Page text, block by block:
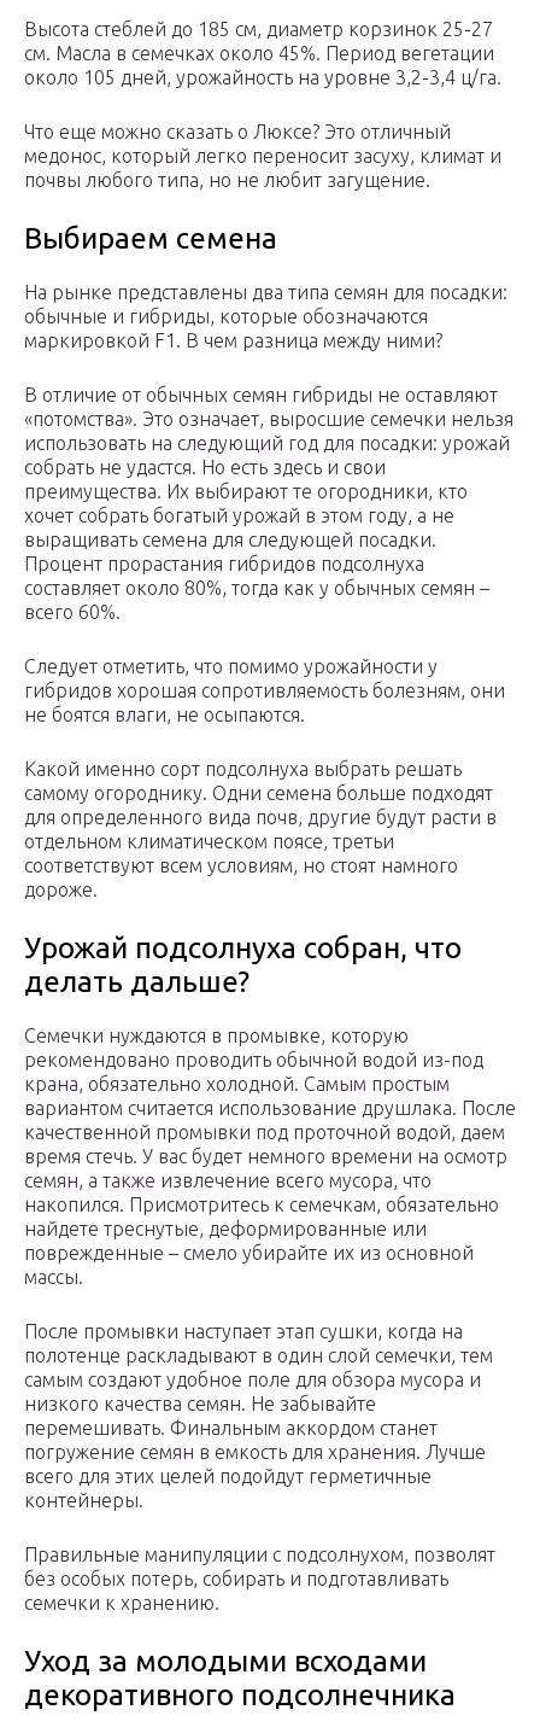
Высота стеблей до 185 см, диаметр корзинок 25-27
см. Масла в семечках около 45%. Период вегетации
около 105 дней, урожайность на уровне 3,2-3,4 ц/га.
Что еще можно сказать о Люксе? Это отличный
медонос, который легко переносит засуху, климат и
почвы любого типа, но не любит загущение.
Выбираем семена
На рынке представлены два типа семян для посадки:
обычные и гибриды, которые обозначаются
маркировкой F1. В чем разница между ними?
В отличие от обычных семян гибриды не оставляют
«потомства». Это означает, выросшие семечки нельзя
использовать на следующий год для посадки: урожай
собрать не удастся. Но есть здесь и свои
преимущества. Их выбирают те огородники, кто
хочет собрать богатый урожай в этом году, а не
выращивать семена для следующей посадки.
Процент прорастания гибридов подсолнуха
составляет около 80%, тогда как у обычных семян –
всего 60%.
Следует отметить, что помимо урожайности у
гибридов хорошая сопротивляемость болезням, они
не боятся влаги, не осыпаются.
Какой именно сорт подсолнуха выбрать решать
самому огороднику. Одни семена больше подходят
для определенного вида почв, другие будут расти в
отдельном климатическом поясе, третьи
соответствуют всем условиям, но стоят намного
дороже.
Урожай подсолнуха собран, что
делать дальше?
Семечки нуждаются в промывке, которую
рекомендовано проводить обычной водой из-под
крана, обязательно холодной. Самым простым
вариантом считается использование друшлака. После
качественной промывки под проточной водой, даем
время стечь. У вас будет немного времени на осмотр
семян, а также извлечение всего мусора, что
накопился. Присмотритесь к семечкам, обязательно
найдете треснутые, деформированные или
поврежденные – смело убирайте их из основной
массы.
После промывки наступает этап сушки, когда на
полотенце раскладывают в один слой семечки, тем
самым создают удобное поле для обзора мусора и
низкого качества семян. Не забывайте
перемешивать. Финальным аккордом станет
погружение семян в емкость для хранения. Лучше
всего для этих целей подойдут герметичные
контейнеры.
Правильные манипуляции с подсолнухом, позволят
без особых потерь, собирать и подготавливать
семечки к хранению.
Уход за молодыми всходами
декоративного подсолнечника